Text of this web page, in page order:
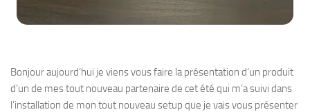
Bonjour aujourd’hui je viens vous faire la présentation d’un produit
d’un de mes tout nouveau partenaire de cet été qui m’a suivi dans
l’installation de mon tout nouveau setup que je vais vous présenter